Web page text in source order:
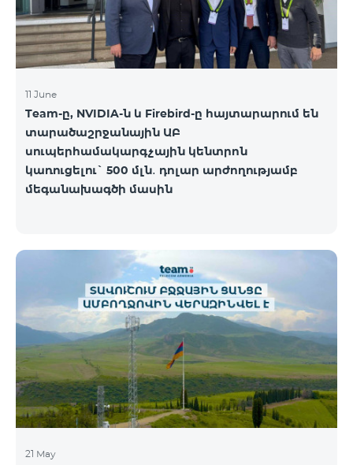
11 June
Team-ը, NVIDIA-ն և Firebird-ը հայտարարում են
տարածաշրջանային ԱԲ
սուպերհամակարգչային կենտրոն
կառուցելու` 500 մլն․ դոլար արժողությամբ
մեգանախագծի մասին
21 May